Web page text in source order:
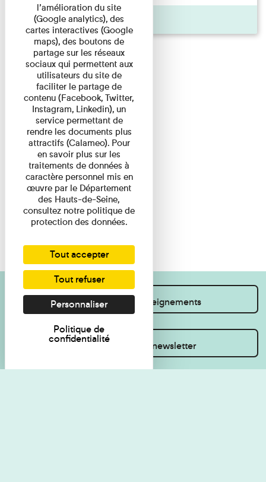
Pages
Je souhaite des renseignements
Inscrivez-vous à la newsletter
l’amélioration du site
(Google analytics), des
cartes interactives (Google
maps), des boutons de
partage sur les réseaux
sociaux qui permettent aux
utilisateurs du site de
faciliter le partage de
contenu (Facebook, Twitter,
Instagram, Linkedin), un
service permettant de
rendre les documents plus
attractifs (Calameo). Pour
en savoir plus sur les
traitements de données à
caractère personnel mis en
œuvre par le Département
des Hauts-de-Seine,
consultez notre politique de
protection des données.
Tout accepter
Tout refuser
Personnaliser
Politique de
confidentialité